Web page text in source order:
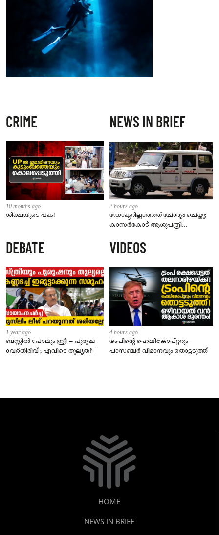
CRIME
10 months ago
ശിക്ഷയുടെ പക!
NEWS IN BRIEF
2 hours ago
ഡോക്ടറില്ലാത്തത് ചോദ്യം ചെയ്തു;
കാസർകോട് ആശുപത്രി
നാട്ടുകാർക്കെതിരെ കേസ്
DEBATE
1 year ago
ബസ്സിൽ പോലും സ്ത്രീ – പുരുഷ
വേർതിരിവ് ; എവിടെ തുല്യത? |
VIDEOS
4 hours ago
ട്രംപിന്റെ ഹെലികോപ്റ്ററും
പാസഞ്ചര്‍ വിമാനവും തൊട്ടടുത്ത്
HOME
NEWS IN BRIEF